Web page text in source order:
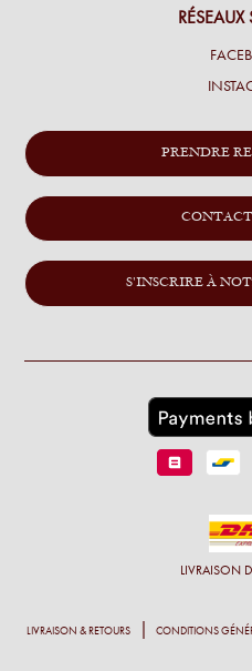
PRENDRE
S'INSCRIRE À
LIVRAISON
LIVRAISON & RETOURS CONDITIONS